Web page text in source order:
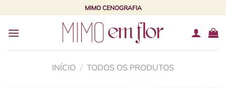
to
content
MIMO CENOGRAFIA
INÍCIO / TODOS OS PRODUTOS